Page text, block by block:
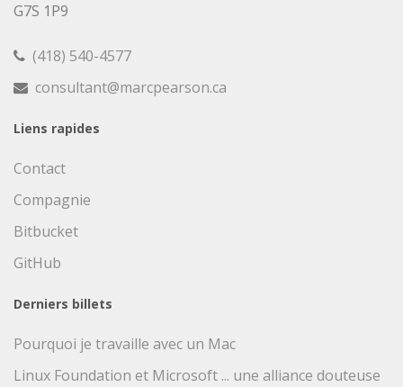
G7S 1P9
(418) 540-4577
consultant@marcpearson.ca
Liens rapides
Contact
Compagnie
Bitbucket
GitHub
Derniers billets
Pourquoi je travaille avec un Mac
Linux Foundation et Microsoft ... une alliance douteuse